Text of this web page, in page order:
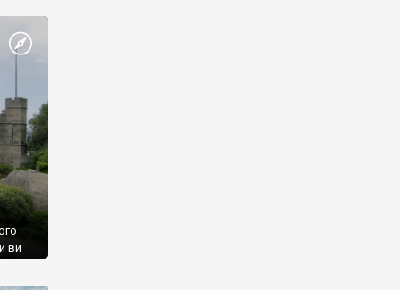
ви